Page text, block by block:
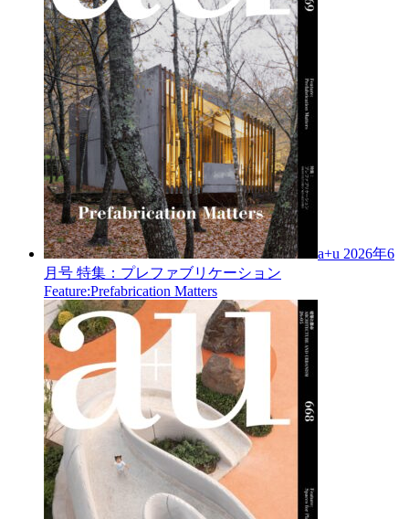
a+u 2026年6
月号 特集：プレファブリケーション
Feature:Prefabrication Matters